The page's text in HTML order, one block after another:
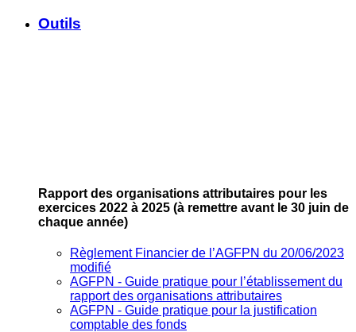
Outils
Rapport des organisations attributaires pour les
exercices 2022 à 2025 (à remettre avant le 30 juin de
chaque année)
Règlement Financier de l’AGFPN du 20/06/2023
modifié
AGFPN ‐ Guide pratique pour l’établissement du
rapport des organisations attributaires
AGFPN ‐ Guide pratique pour la justification
comptable des fonds